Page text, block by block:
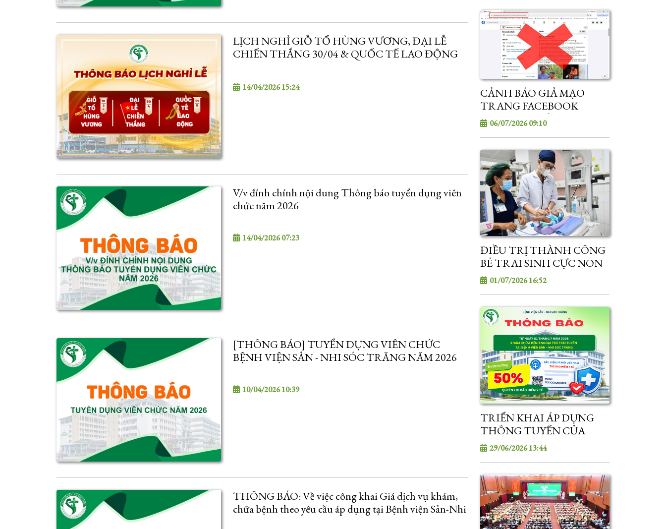
LỊCH NGHỈ GIỖ TỔ HÙNG VƯƠNG, ĐẠI LỄ
CHIẾN THẮNG 30/04 & QUỐC TẾ LAO ĐỘNG
14/04/2026 15:24
V/v đính chính nội dung Thông báo tuyển dụng viên
chức năm 2026
14/04/2026 07:23
[THÔNG BÁO] TUYỂN DỤNG VIÊN CHỨC
BỆNH VIỆN SẢN - NHI SÓC TRĂNG NĂM 2026
10/04/2026 10:39
THÔNG BÁO: Về việc công khai Giá dịch vụ khám,
chữa bệnh theo yêu cầu áp dụng tại Bệnh viện Sản-Nhi
CẢNH BÁO GIẢ MẠO
TRANG FACEBOOK
BỆNH VIỆN SẢN - NHI
SÓC TRĂNG
06/07/2026 09:10
ĐIỀU TRỊ THÀNH CÔNG
BÉ TRAI SINH CỰC NON
NẶNG 800 GRAM
01/07/2026 16:52
TRIỂN KHAI ÁP DỤNG
THÔNG TUYẾN CỦA
DỊCH VỤ KHÁM CHỮA
BỆNH BẢO HIỂM Y TẾ TỪ
29/06/2026 13:44